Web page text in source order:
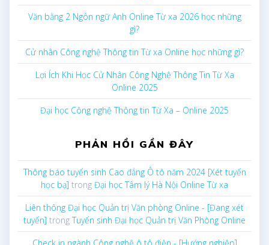
Văn bằng 2 Ngôn ngữ Anh Online Từ xa 2026 học những
gì?
Cử nhân Công nghệ Thông tin Từ xa Online học những gì?
Lợi Ích Khi Học Cử Nhân Công Nghệ Thông Tin Từ Xa
Online 2025
Đại học Công nghệ Thông tin Từ Xa – Online 2025
PHẢN HỒI GẦN ĐÂY
Thông báo tuyển sinh Cao đẳng Ô tô năm 2024 [Xét tuyển
học bạ] trong Đại học Tâm lý Hà Nội Online Từ xa
Liên thông Đại học Quản trị Văn phòng Online - [Đang xét
tuyển] trongTuyển sinh Đại học Quản trị Văn Phòng Online
Check in ngành Công nghệ ô tô điện - [Hướng nghiệp]